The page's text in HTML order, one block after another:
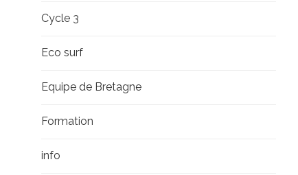
Cycle 3
Eco surf
Equipe de Bretagne
Formation
info